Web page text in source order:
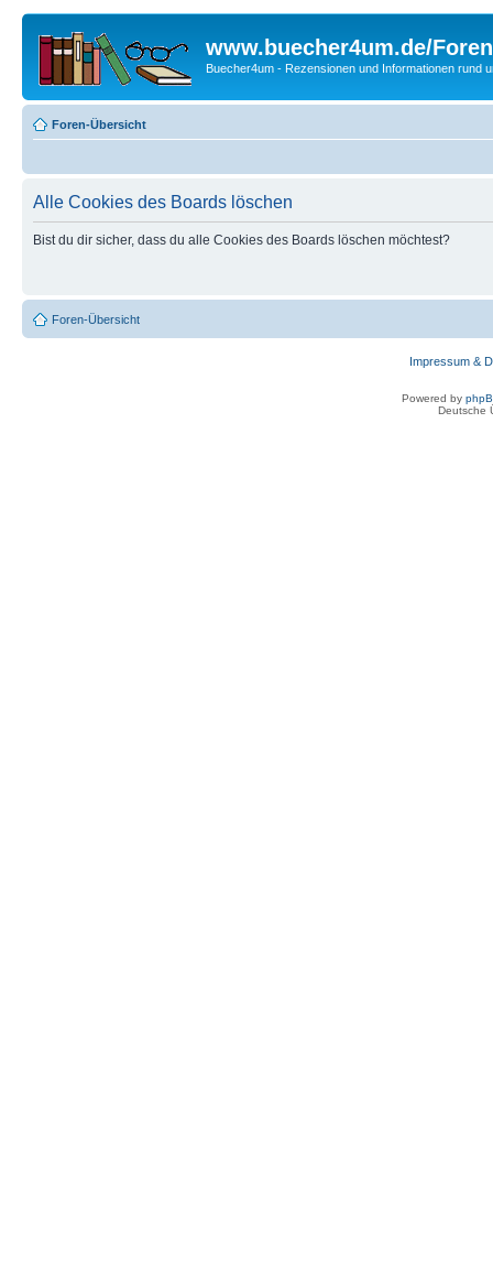
www.buecher4um.de/Foren
Buecher4um - Rezensionen und Informationen rund
Foren-Übersicht
Alle Cookies des Boards löschen
Bist du dir sicher, dass du alle Cookies des Boards löschen möchtest?
Foren-Übersicht
Impressum &
Powered by
Deutsche